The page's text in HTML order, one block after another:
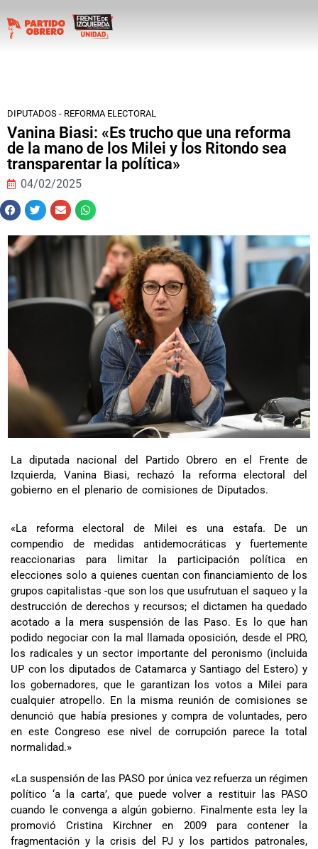
DIPUTADOS - REFORMA ELECTORAL
Vanina Biasi: «Es trucho que una reforma
de la mano de los Milei y los Ritondo sea
transparentar la política»
04/02/2025
La diputada nacional del Partido Obrero en el Frente de
Izquierda, Vanina Biasi, rechazó la reforma electoral del
gobierno en el plenario de comisiones de Diputados.
«La reforma electoral de Milei es una estafa. De un
compendio de medidas antidemocráticas y fuertemente
reaccionarias para limitar la participación política en
elecciones solo a quienes cuentan con financiamiento de los
grupos capitalistas -que son los que usufrutuan el saqueo y la
destrucción de derechos y recursos; el dictamen ha quedado
acotado a la mera suspensión de las Paso. Es lo que han
podido negociar con la mal llamada oposición, desde el PRO,
los radicales y un sector importante del peronismo (incluida
UP con los diputados de Catamarca y Santiago del Estero) y
los gobernadores, que le garantizan los votos a Milei para
cualquier atropello. En la misma reunión de comisiones se
denunció que había presiones y compra de voluntades, pero
en este Congreso ese nivel de corrupción parece la total
normalidad.»
«La suspensión de las PASO por única vez refuerza un régimen
político ‘a la carta’, que puede volver a restituir las PASO
cuando le convenga a algún gobierno. Finalmente esta ley la
promovió Cristina Kirchner en 2009 para contener la
fragmentación y la crisis del PJ y los partidos patronales,